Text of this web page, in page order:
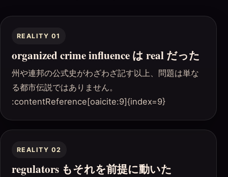
REALITY 01
organized crime influence は real だった
州や連邦の公式史がわざわざ記す以上、問題は単な
る都市伝説ではありません。
:contentReference[oaicite:9]{index=9}
REALITY 02
regulators もそれを前提に動いた